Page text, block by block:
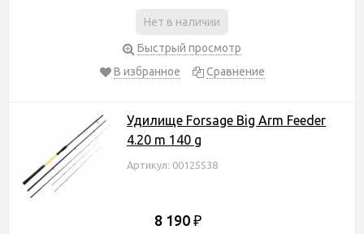
Нет в наличии
Быстрый просмотр
В избранное
Сравнение
Удилище Forsage Big Arm Feeder
4.20 m 140 g
Артикул: 00125538
8 190 ₽